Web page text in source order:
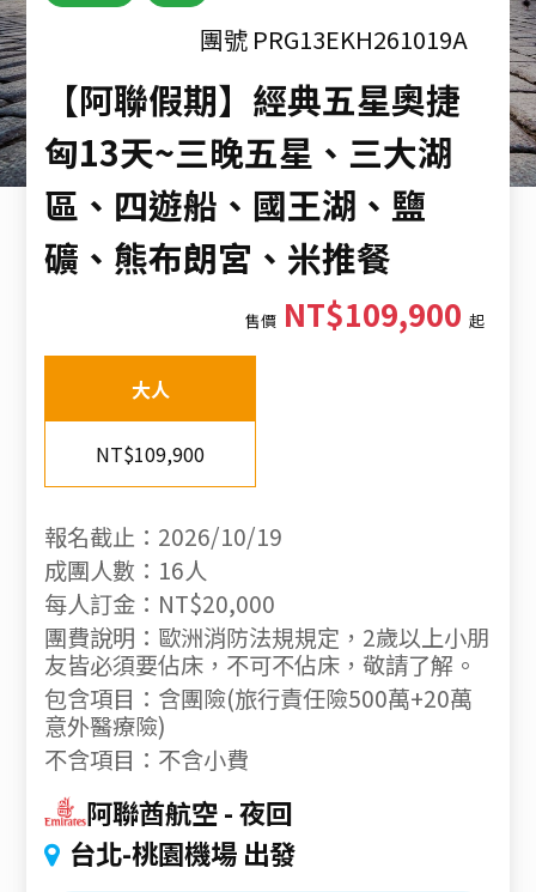
團號 PRG13EKH261019A
【阿聯假期】經典五星奧捷
匈13天~三晚五星、三大湖
區、四遊船、國王湖、鹽
礦、熊布朗宮、米推餐
售價NT$109,900 起
大人
NT$109,900
報名截止：2026/10/19
成團人數：16人
每人訂金：NT$20,000
團費說明：歐洲消防法規規定，2歲以上小朋
友皆必須要佔床，不可不佔床，敬請了解。
包含項目：含團險(旅行責任險500萬+20萬
意外醫療險)
不含項目：不含小費
阿聯酋航空 夜回
台北-桃園機場 出發